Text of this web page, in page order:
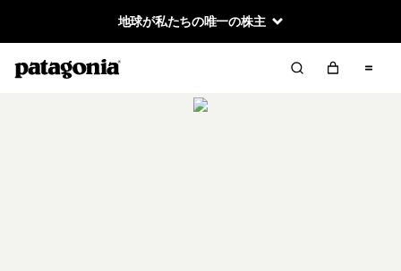
地球が私たちの唯一の株主